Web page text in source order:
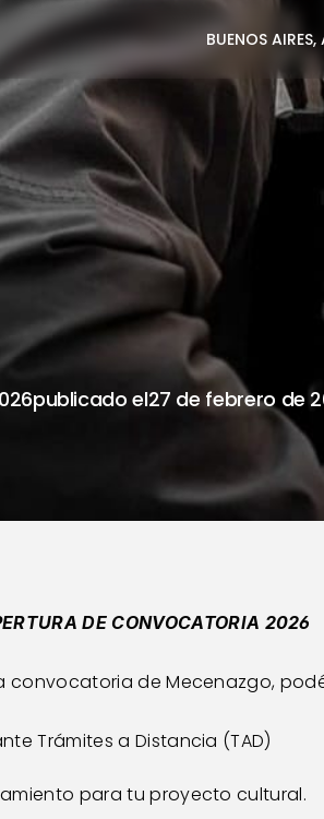
BUENOS
DE MARZO
publicado el27 de febrero de
DE CONVOCATORIA 2026
convocatoria de Mecenazgo,
Trámites a Distancia (TAD)
para tu proyecto cultural.